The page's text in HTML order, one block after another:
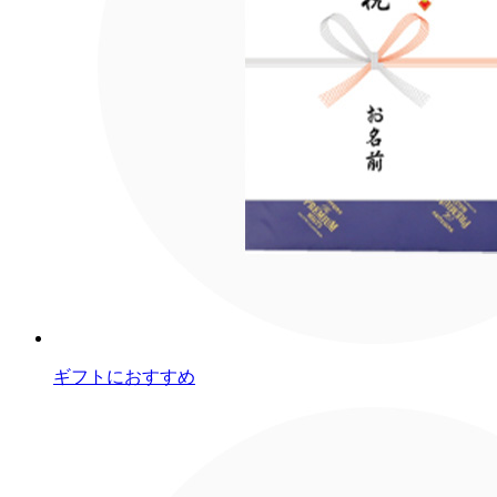
ギフトにおすすめ